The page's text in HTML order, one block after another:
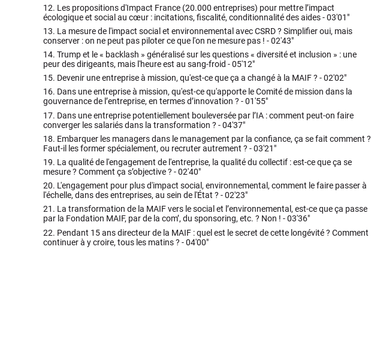
12. Les propositions d'Impact France (20.000 entreprises) pour mettre l’impact
écologique et social au cœur : incitations, fiscalité, conditionnalité des aides -03'01"
13. La mesure de l'impact social et environnemental avec CSRD ? Simplifier oui, mais
conserver : on ne peut pas piloter ce que l'on ne mesure pas ! -02'43"
14. Trump et le « backlash » généralisé sur les questions « diversité et inclusion » : une
peur des dirigeants, mais l'heure est au sang-froid -05'12"
15. Devenir une entreprise à mission, qu'est-ce que ça a changé à la MAIF ? -02'02"
16. Dans une entreprise à mission, qu'est-ce qu'apporte le Comité de mission dans la
gouvernance de l’entreprise, en termes d’innovation ? -01'55"
17. Dans une entreprise potentiellement bouleversée par l’IA : comment peut-on faire
converger les salariés dans la transformation ? -04'37"
18. Embarquer les managers dans le management par la confiance, ça se fait comment ?
Faut-il les former spécialement, ou recruter autrement ? -03'21"
19. La qualité de l'engagement de l'entreprise, la qualité du collectif : est-ce que ça se
mesure ? Comment ça s’objective ? -02'40"
20. L'engagement pour plus d'impact social, environnemental, comment le faire passer à
l'échelle, dans des entreprises, au sein de l'État ? -02'23"
21. La transformation de la MAIF vers le social et l’environnemental, est-ce que ça passe
par la Fondation MAIF, par de la com’, du sponsoring, etc. ? Non ! -03'36"
22. Pendant 15 ans directeur de la MAIF : quel est le secret de cette longévité ? Comment
continuer à y croire, tous les matins ? -04'00"